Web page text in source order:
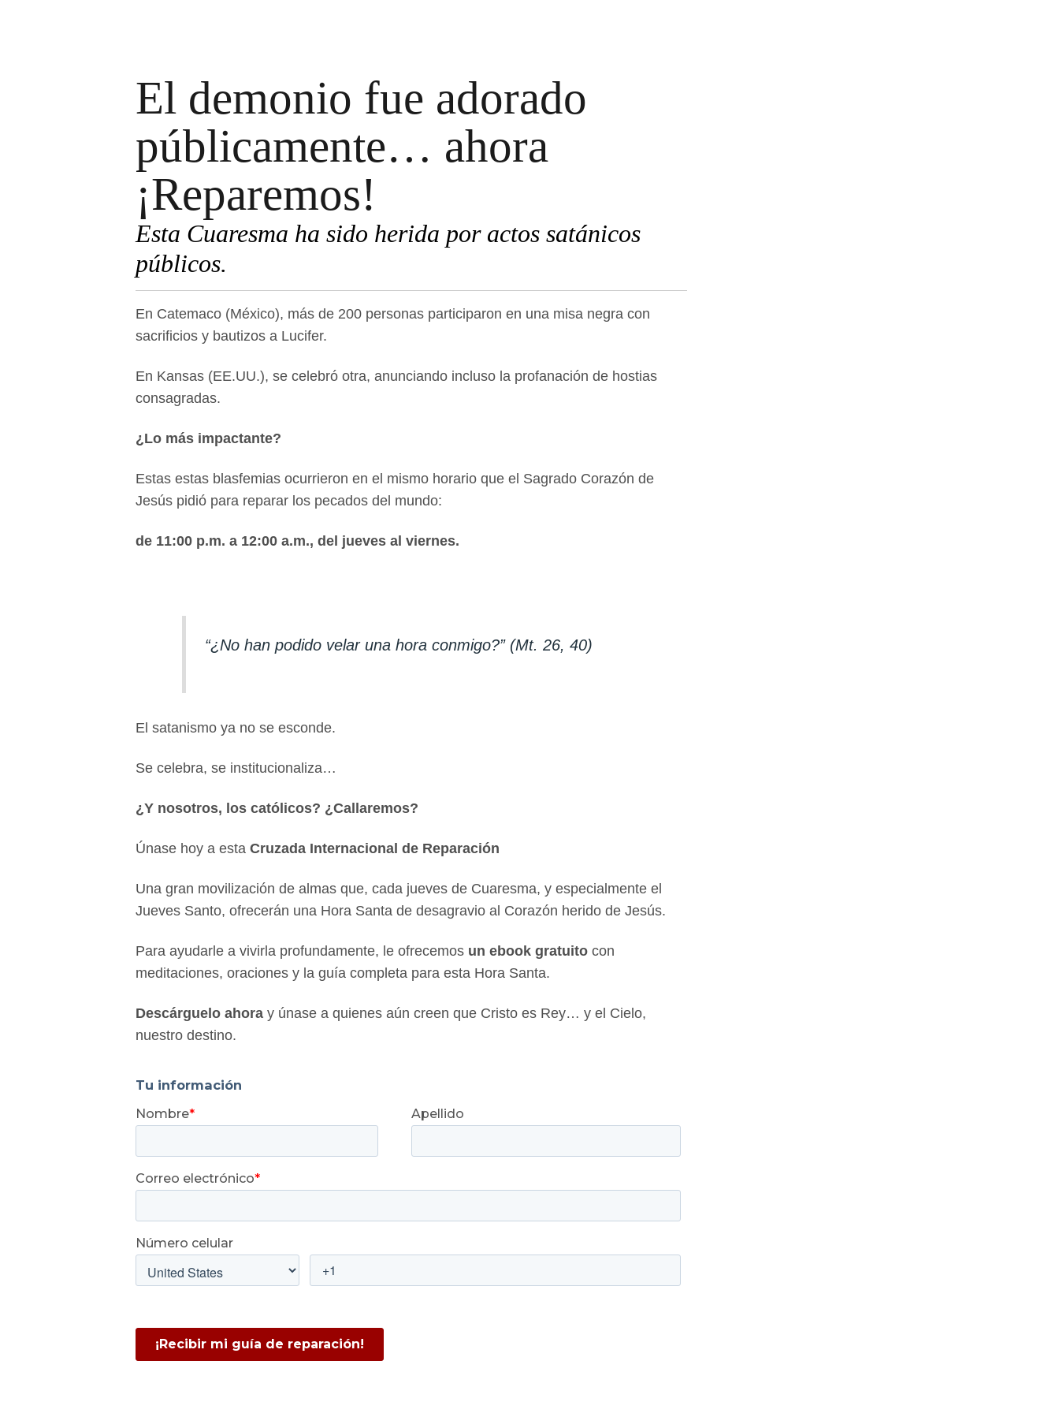
El demonio fue adorado
públicamente… ahora
¡Reparemos!
Esta Cuaresma ha sido herida por actos satánicos
públicos.
En Catemaco (México), más de 200 personas participaron en una misa negra con
sacrificios y bautizos a Lucifer.
En Kansas (EE.UU.), se celebró otra, anunciando incluso la profanación de hostias
consagradas.
¿Lo más impactante?
Estas estas blasfemias ocurrieron en el mismo horario que el Sagrado Corazón de
Jesús pidió para reparar los pecados del mundo:
de 11:00 p.m. a 12:00 a.m., del jueves al viernes.
“¿No han podido velar una hora conmigo?” (Mt. 26, 40)
El satanismo ya no se esconde.
Se celebra, se institucionaliza…
¿Y nosotros, los católicos? ¿Callaremos?
Únase hoy a esta Cruzada Internacional de Reparación
Una gran movilización de almas que, cada jueves de Cuaresma, y especialmente el
Jueves Santo, ofrecerán una Hora Santa de desagravio al Corazón herido de Jesús.
Para ayudarle a vivirla profundamente, le ofrecemos un ebook gratuito con
meditaciones, oraciones y la guía completa para esta Hora Santa.
Descárguelo ahora y únase a quienes aún creen que Cristo es Rey… y el Cielo,
nuestro destino.